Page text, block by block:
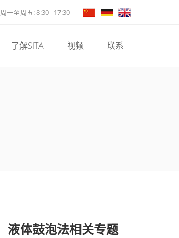
周一至周五: 8:30 - 17:30
了解SITA 视频 联系
液体鼓泡法相关专题